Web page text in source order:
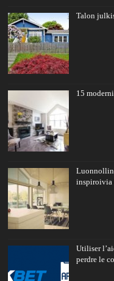
Talon
15
inspiroivia
Utiliser
perdre le